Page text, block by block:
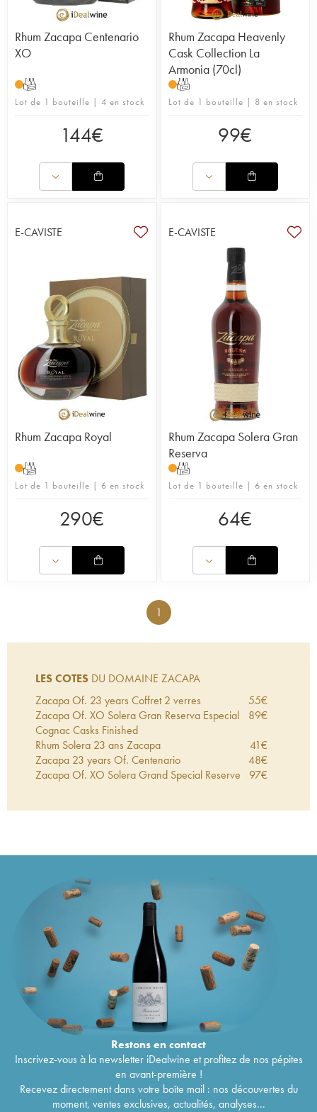
Rhum Zacapa Centenario
XO
T
Lot de 1 bouteille | 4 en stock
144€
Rhum Zacapa Heavenly
Cask Collection La
Armonia (70cl)
T
Lot de 1 bouteille | 8 en stock
99€
E-CAVISTE
Rhum Zacapa Royal
T
Lot de 1 bouteille | 6 en stock
290€
E-CAVISTE
Rhum Zacapa Solera Gran
Reserva
T
Lot de 1 bouteille | 6 en stock
64€
1
LES COTES DU DOMAINE ZACAPA
Zacapa Of. 23 years Coffret 2 verres
55€
Zacapa Of. XO Solera Gran Reserva Especial
Cognac Casks Finished
89€
Rhum Solera 23 ans Zacapa
41€
Zacapa 23 years Of. Centenario
48€
Zacapa Of. XO Solera Grand Special Reserve
97€
Restons encontact
Inscrivez-vous à la newsletter iDealwine et profitez de nos pépites
en avant-première !
Recevez directement dans votre boîte mail : nos découvertes du
moment, ventes exclusives, actualités, analyses...